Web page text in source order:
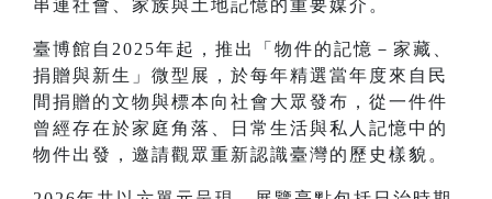
串連社會、家族與土地記憶的重要媒介。
臺博館自2025年起，推出「物件的記憶－家藏、
捐贈與新生」微型展，於每年精選當年度來自民
間捐贈的文物與標本向社會大眾發布，從一件件
曾經存在於家庭角落、日常生活與私人記憶中的
物件出發，邀請觀眾重新認識臺灣的歷史樣貌。